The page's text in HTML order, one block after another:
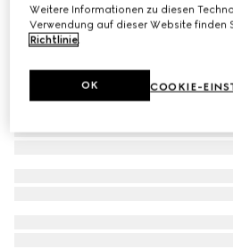
Weitere Informationen zu diesen
Verwendung auf dieser Website finden
Richtlinie.
COOKIE-
OK